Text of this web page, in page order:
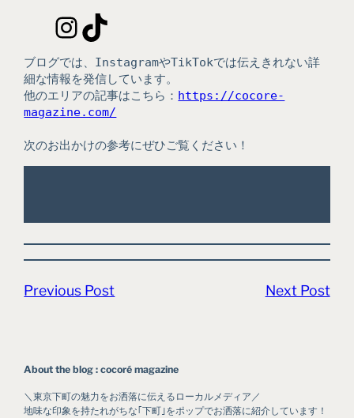
InstagramTikTok
ブログでは、InstagramやTikTokでは伝えきれない詳
細な情報を発信しています。
他のエリアの記事はこちら： https://cocore-
magazine.com/
次のお出かけの参考にぜひご覧ください！
Previous Post Next Post
About the blog : cocoré magazine
＼東京下町の魅力をお洒落に伝えるローカルメディア／
地味な印象を持たれがちな｢下町｣をポップでお洒落に紹介しています！